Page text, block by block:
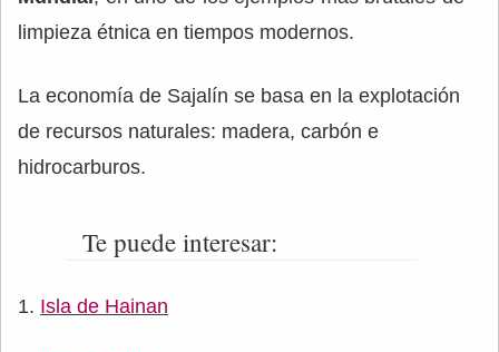
limpieza étnica en tiempos modernos.
La economía de Sajalín se basa en la explotación
de recursos naturales: madera, carbón e
hidrocarburos.
Te puede interesar:
Isla de Hainan